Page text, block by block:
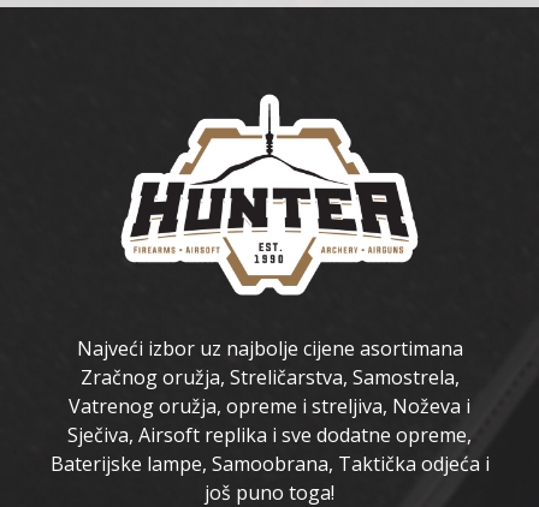
Najveći izbor uz najbolje cijene asortimana
Zračnog oružja, Streličarstva, Samostrela,
Vatrenog oružja, opreme i streljiva, Noževa i
Sječiva, Airsoft replika i sve dodatne opreme,
Baterijske lampe, Samoobrana, Taktička odjeća i
još puno toga!